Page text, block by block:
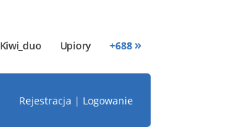
Kiwi_duo Upiory +688 »
Rejestracja | Logowanie